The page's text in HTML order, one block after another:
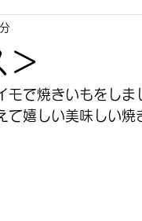
で焼きいもをしま
嬉しい美味しい焼